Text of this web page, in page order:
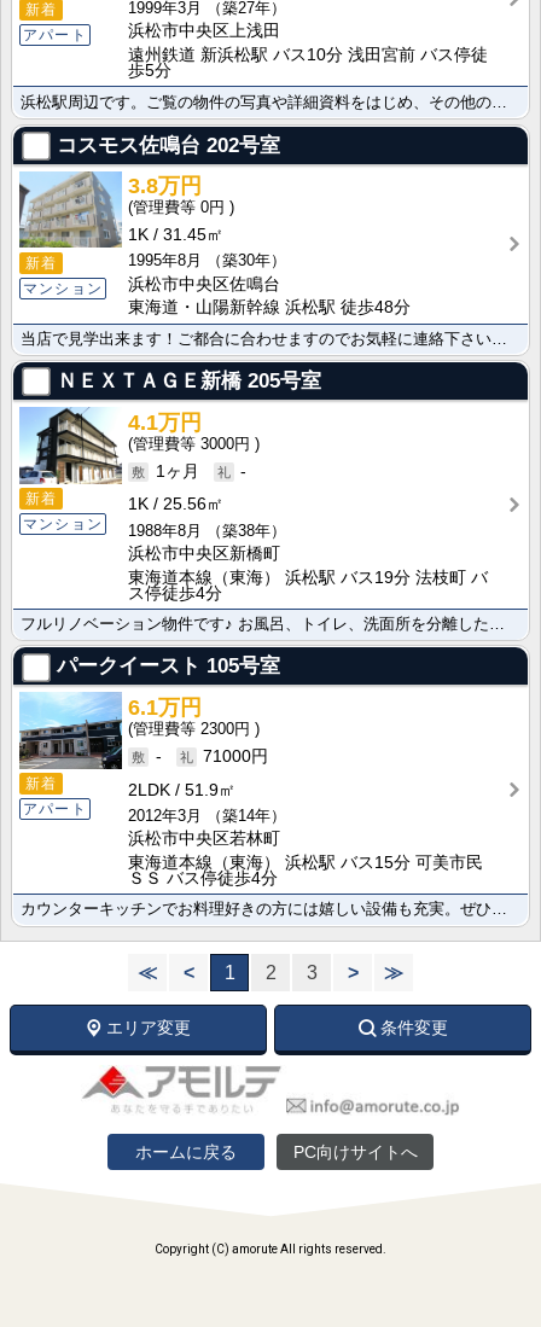
新着
アパート
1999年3月
（築27年）
浜松市中央区上浅田
遠州鉄道 新浜松駅 バス10分 浅田宮前 バス停徒
歩5分
コスモス佐鳴台 202号室
新着
マンション
3.8万円
0円
1K
31.45㎡
1995年8月
（築30年）
浜松市中央区佐鳴台
東海道・山陽新幹線 浜松駅 徒歩48分
ＮＥＸＴＡＧＥ新橋205号室
新着
マンション
4.1万円
3000円
1ヶ月
-
1K
25.56㎡
1988年8月
（築38年）
浜松市中央区新橋町
東海道本線（東海） 浜松駅 バス19分 法枝町 バ
ス停徒歩4分
フルリノベーション物件です♪ お風呂、トイレ、洗面所を分離したシンプルモダンスタイルです♪
パークイースト 105号室
新着
アパート
6.1万円
2300円
-
71000円
2LDK
51.9㎡
2012年3月
（築14年）
浜松市中央区若林町
東海道本線（東海） 浜松駅 バス15分 可美市民
ＳＳ バス停徒歩4分
カウンターキッチンでお料理好きの方には嬉しい設備も充実。ぜひ株式会社アモルテまでお問い合わせください･･･
≪ < 1 2 3 > ≫
エリア変更 条件変更
ホームに戻る PC向けサイトへ
Copyright (C) amorute All rights reserved.